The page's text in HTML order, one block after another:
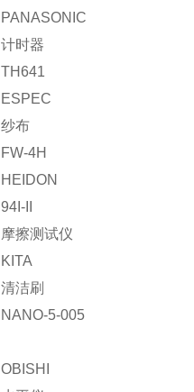
PANASONIC
计时器
TH641
ESPEC
纱布
FW-4H
HEIDON
94I-II
摩擦测试仪
KITA
清洁刷
NANO-5-005
OBISHI